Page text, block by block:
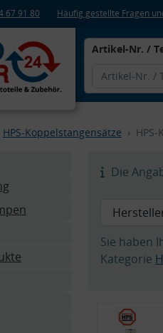
67 91 80 Häufig gestellte Fragen
Artikel-Nr. /
HPS-Koppelstangensätze
Die
Sie haben
Kategorie